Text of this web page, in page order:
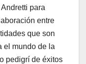
para
entre
que son
el mundo de la
pedigrí de éxitos